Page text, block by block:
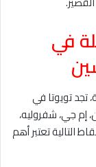
في
تجد تويوتا في
إم جي، شفروليه،
التالية تعتبر أهم